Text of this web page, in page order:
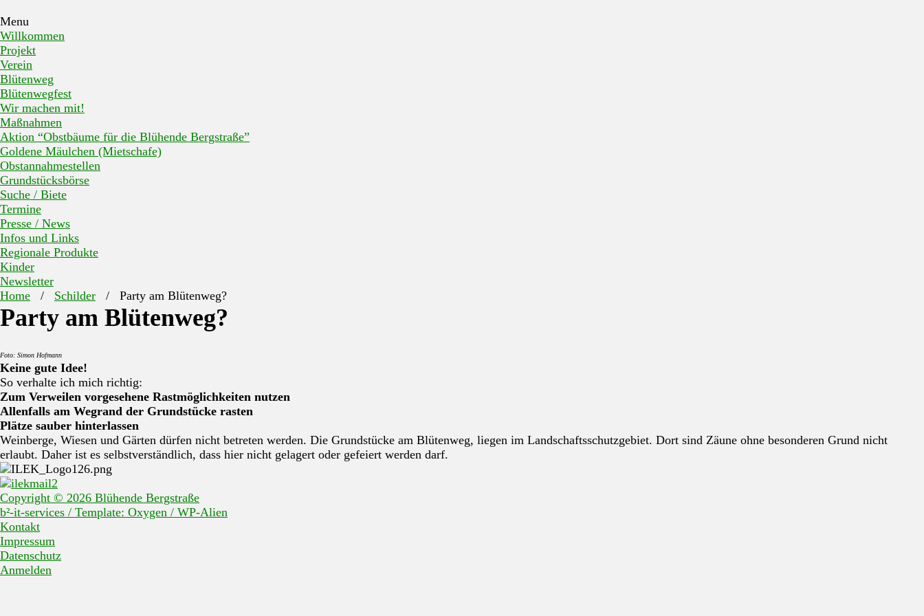
Menu
Willkommen
Projekt
Verein
Blütenweg
Blütenwegfest
Wir machen mit!
Maßnahmen
Aktion “Obstbäume für die Blühende Bergstraße”
Goldene Mäulchen (Mietschafe)
Obstannahmestellen
Grundstücksbörse
Suche / Biete
Termine
Presse / News
Infos und Links
Regionale Produkte
Kinder
Newsletter
Home
/ Schilder / Party am Blütenweg?
Party am Blütenweg?
Foto: Simon Hofmann
Keine gute Idee!
So verhalte ich mich richtig:
Zum Verweilen vorgesehene Rastmöglichkeiten nutzen
Allenfalls am Wegrand der Grundstücke rasten
Plätze sauber hinterlassen
Weinberge, Wiesen und Gärten dürfen nicht betreten werden. Die Grundstücke am Blütenweg, liegen im Landschaftsschutzgebiet. Dort sind Zäune ohne besonderen Grund nicht
erlaubt. Daher ist es selbstverständlich, dass hier nicht gelagert oder gefeiert werden darf.
Copyright © 2026 Blühende Bergstraße
b²-it-services / Template: Oxygen / WP-Alien
Kontakt
Impressum
Datenschutz
Anmelden